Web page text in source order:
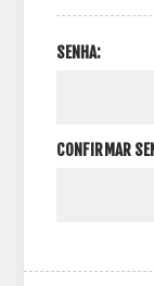
SENHA:
CONFIRMAR